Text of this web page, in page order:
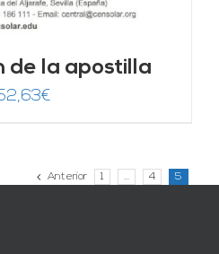
de la apostilla
€
Anterior 1 … 4 5